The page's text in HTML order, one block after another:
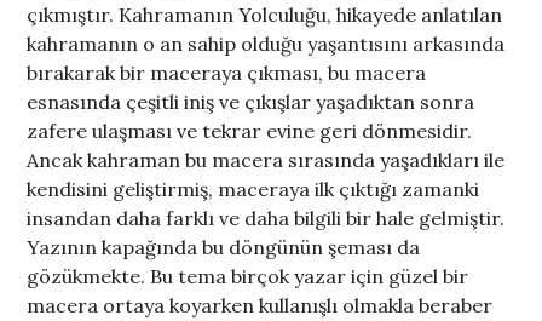
çıkmıştır. Kahramanın Yolculuğu, hikayede anlatılan
kahramanın o an sahip olduğu yaşantısını arkasında
bırakarak bir maceraya çıkması, bu macera
esnasında çeşitli iniş ve çıkışlar yaşadıktan sonra
zafere ulaşması ve tekrar evine geri dönmesidir.
Ancak kahraman bu macera sırasında yaşadıkları ile
kendisini geliştirmiş, maceraya ilk çıktığı zamanki
insandan daha farklı ve daha bilgili bir hale gelmiştir.
Yazının kapağında bu döngünün şeması da
gözükmekte. Bu tema birçok yazar için güzel bir
macera ortaya koyarken kullanışlı olmakla beraber